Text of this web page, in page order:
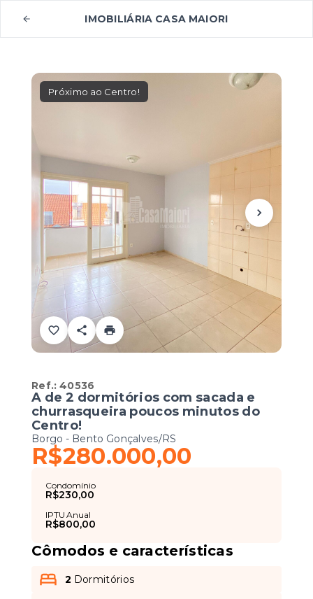
IMOBILIÁRIA CASA MAIORI
Próximo ao Centro!
Ref.:40536
A de 2 dormitórios com sacada e
churrasqueira poucos minutos do
Centro!
Borgo - Bento Gonçalves/RS
R$280.000,00
Condomínio
R$230,00
IPTU Anual
R$800,00
Cômodos e características
2 Dormitórios